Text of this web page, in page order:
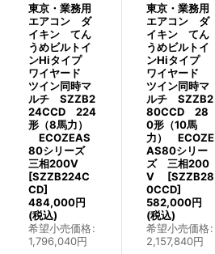
東京・業務用
エアコン ダ
イキン てん
うめビルトイ
ンHiタイプ
ワイヤード
ツイン同時マ
ルチ SZZB2
24CCD 224
形（8馬力）
ECOZEAS
80シリーズ
三相200V
[SZZB224C
CD]
484,000円
(税込)
希望小売価格:
1,796,040円
東京・業務用
エアコン ダ
イキン てん
うめビルトイ
ンHiタイプ
ワイヤード
ツイン同時マ
ルチ SZZB2
80CCD 28
0形（10馬
力） ECOZE
AS80シリー
ズ 三相200
V
[SZZB28
0CCD]
582,000円
(税込)
希望小売価格:
2,157,840円